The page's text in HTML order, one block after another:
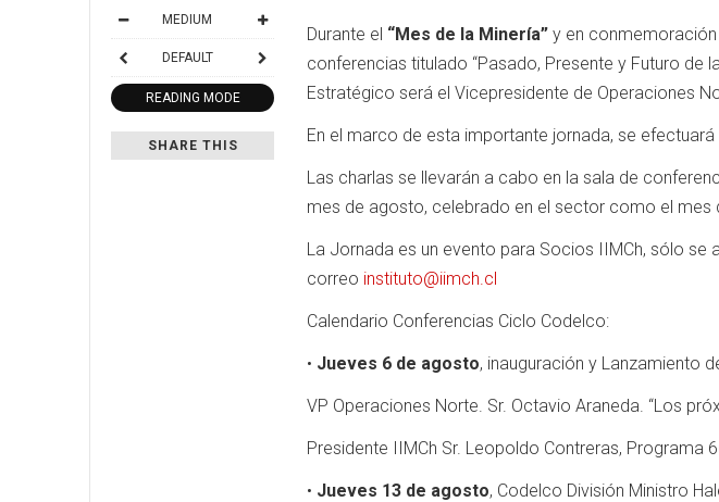
MEDIUM
DEFAULT
READING MODE
SHARE THIS
Durante el “Mes de la Minería” y en conmemoración
conferencias titulado “Pasado, Presente y Futuro de
Estratégico será el Vicepresidente de Operaciones
En el marco de esta importante jornada, se
Las charlas se llevarán a cabo en la sala de
mes de agosto, celebrado en el sector como el mes
La Jornada es un evento para Socios IIMCh, sólo
correo instituto@iimch.cl
Calendario Conferencias Ciclo Codelco:
• Jueves 6 de agosto, inauguración y Lanzamiento
VP Operaciones Norte. Sr. Octavio Araneda. “Los
Presidente IIMCh Sr. Leopoldo Contreras, Programa
• Jueves 13 de agosto, Codelco División Ministro